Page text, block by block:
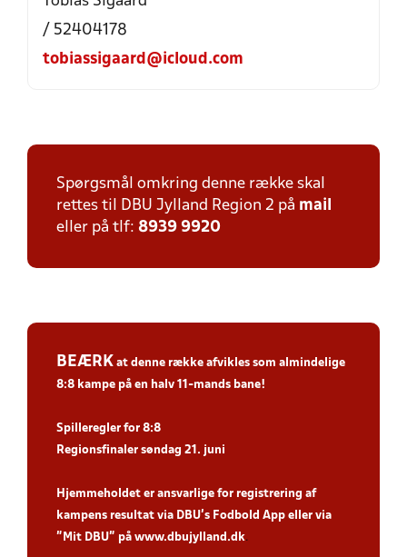
/ 52404178
tobiassigaard@icloud.com
Spørgsmål omkring denne række skal
rettes til DBU Jylland Region 2 på mail
eller på tlf: 8939 9920
BEÆRK at denne række afvikles som almindelige
8:8 kampe på en halv 11-mands bane!
Spilleregler for 8:8
Regionsfinaler søndag 21. juni
Hjemmeholdet er ansvarlige for registrering af
kampens resultat via DBU’s Fodbold App eller via
”Mit DBU” på www.dbujylland.dk.